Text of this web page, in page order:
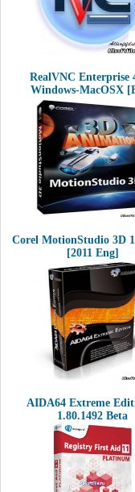
RealVNC Enterprise
Windows-MacOSX
Corel MotionStudio 3D
[2011 Eng]
AIDA64 Extreme
1.80.1492 Beta